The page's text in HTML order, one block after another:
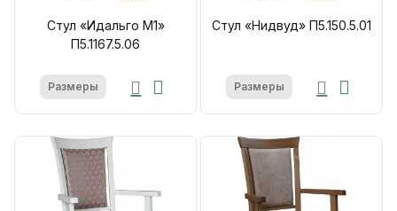
Стул «Идальго М1»
П5.1167.5.06
Размеры
Стул «Нидвуд» П5.150.5.01
Размеры